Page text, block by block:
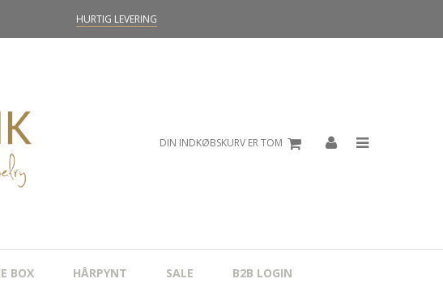
HURTIG LEVERING
DIN INDKØBSKURV ER TOM
BOX HÅRPYNT SALE
B2B LOGIN